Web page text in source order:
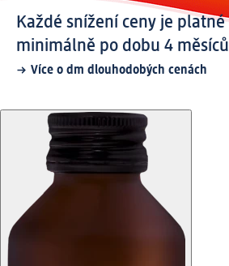
Každé snížení ceny je platné
minimálně po dobu 4 měsíců
Více o dm dlouhodobých cenách